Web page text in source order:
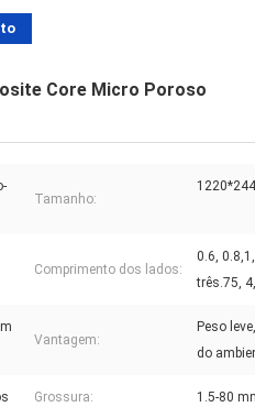
Core Micro Poroso
Tamanho:
Comprimento dos lados:
0.6,
três.75,
Vantagem:
Peso
do
Grossura: 1.5-80